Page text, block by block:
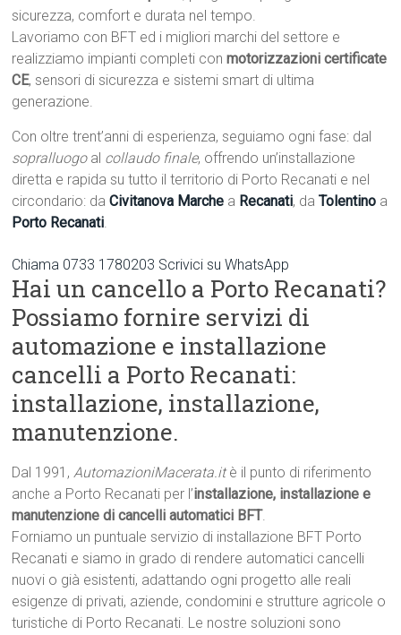
sicurezza, comfort e durata nel tempo.
Lavoriamo con BFT ed i migliori marchi del settore e
realizziamo impianti completi conmotorizzazioni certificate
CE, sensori di sicurezza e sistemi smart di ultima
generazione.
Con oltre trent’anni di esperienza, seguiamo ogni fase: dal
sopralluogo al collaudo finale, offrendo un’installazione
diretta e rapida su tutto il territorio di Porto Recanati e nel
circondario: daCivitanova Marche a Recanati, daTolentino a
Porto Recanati.
Chiama 0733 1780203 Scrivici su WhatsApp
Hai un cancello a Porto Recanati?
Possiamo fornire servizi di
automazione e installazione
cancelli a Porto Recanati:
installazione, installazione,
manutenzione.
Dal 1991,AutomazioniMacerata.itè il punto di riferimento
anche a Porto Recanati per l’installazione, installazione e
manutenzione di cancelli automatici BFT.
Forniamo un puntuale servizio di installazione BFT Porto
Recanati e siamo in grado di rendere automatici cancelli
nuovi o già esistenti, adattando ogni progetto alle reali
esigenze di privati, aziende, condomini e strutture agricole o
turistiche di Porto Recanati. Le nostre soluzioni sono